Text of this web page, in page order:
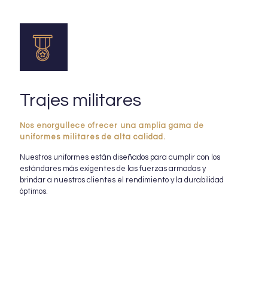
Trajes militares
Nos enorgullece ofrecer una amplia gama de
uniformes militares de alta calidad.
Nuestros uniformes están diseñados para cumplir con los
estándares más exigentes de las fuerzas armadas y
brindar a nuestros clientes el rendimiento y la durabilidad
óptimos.